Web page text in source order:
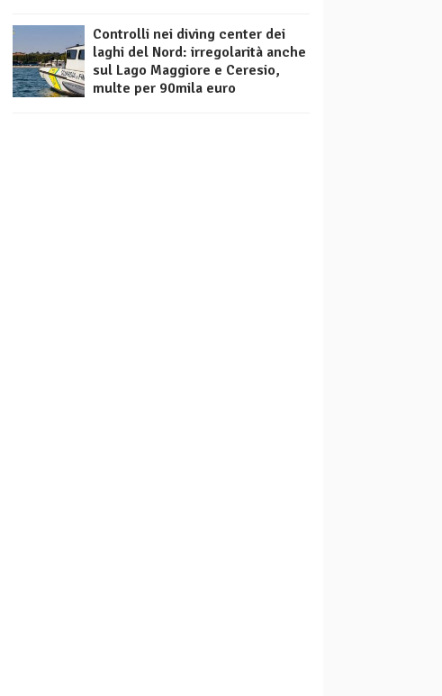
Controlli nei diving center dei
laghi del Nord: irregolarità anche
sul Lago Maggiore e Ceresio,
multe per 90mila euro